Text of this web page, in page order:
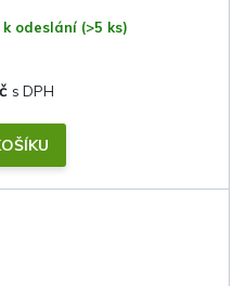
k odeslání (>5 ks)